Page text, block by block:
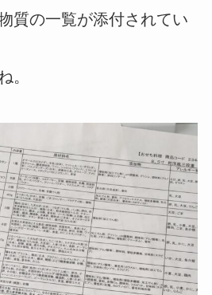
質の一覧が添付されてい
。